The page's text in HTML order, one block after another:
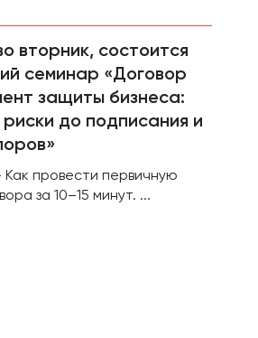
вторник, состоится
семинар «Договор
защиты бизнеса:
риски до подписания и
провести первичную
за 10–15 минут. ...